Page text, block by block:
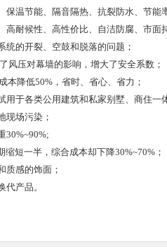
温节能、隔音隔热、抗裂防水、节能
耐候性、高性价比、自洁防腐、市
的开裂、空鼓和脱落的问题；
风压对幕墙的影响，增大了安全系数；
本降低50%，省时、省心、省力；
于各类公用建筑和私家别墅、商住一
现场污染；
30%~90%;
短一半，综合成本却下降30%~70%；
质感的饰面；
产品。